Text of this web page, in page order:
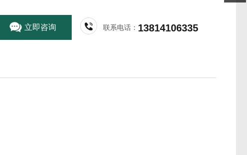
立即咨询 联系电话： 13814106335